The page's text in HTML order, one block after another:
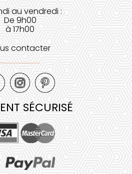
au vendredi :
De 9h00
à 17h00
contacter
SÉCURISÉ